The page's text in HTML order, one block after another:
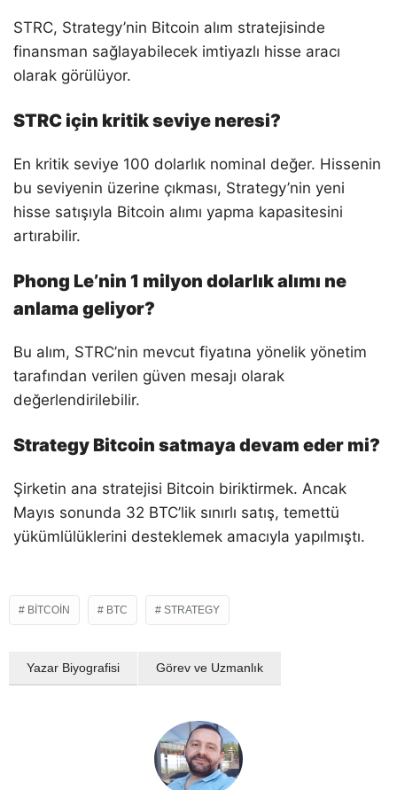
STRC, Strategy’nin Bitcoin alım stratejisinde
finansman sağlayabilecek imtiyazlı hisse aracı
olarak görülüyor.
STRC için kritik seviye neresi?
En kritik seviye 100 dolarlık nominal değer. Hissenin
bu seviyenin üzerine çıkması, Strategy’nin yeni
hisse satışıyla Bitcoin alımı yapma kapasitesini
artırabilir.
Phong Le’nin 1 milyon dolarlık alımı ne
anlama geliyor?
Bu alım, STRC’nin mevcut fiyatına yönelik yönetim
tarafından verilen güven mesajı olarak
değerlendirilebilir.
Strategy Bitcoin satmaya devam eder mi?
Şirketin ana stratejisi Bitcoin biriktirmek. Ancak
Mayıs sonunda 32 BTC’lik sınırlı satış, temettü
yükümlülüklerini desteklemek amacıyla yapılmıştı.
BITCOIN BTC STRATEGY
Yazar Biyografisi Görev ve Uzmanlık